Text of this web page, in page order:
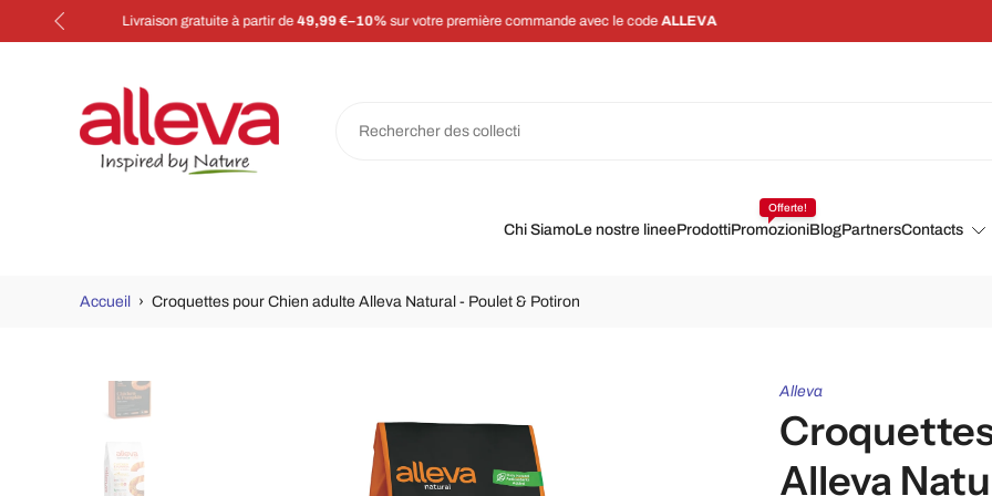
Aller
Économisez 5 % sur chaque commande avec un abonnement
Chi SiamoLe nostre lineeProdottiPromozioni
Offerte!
BlogPartnersContacts
Accueil › Croquettes pour Chien adulte Alleva Natural - Poulet & Potiron
Passer
informations
sur
Alleva
Alleva